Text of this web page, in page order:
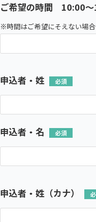
ご希望の時間 10:00～
※時間はご希望にそえない場合
申込者・姓
申込者・名
申込者・姓（カナ）